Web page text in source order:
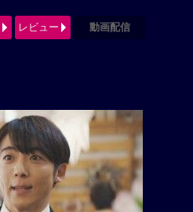
レビュー 動画配信